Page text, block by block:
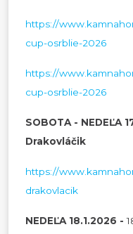
https://
cup-osrblie-2026
https://
cup-osrblie-2026
SOBOTA - NEDEĽA
Drakovláčik
https://
drakovlacik
NEDEĽA 18.1.2026 -